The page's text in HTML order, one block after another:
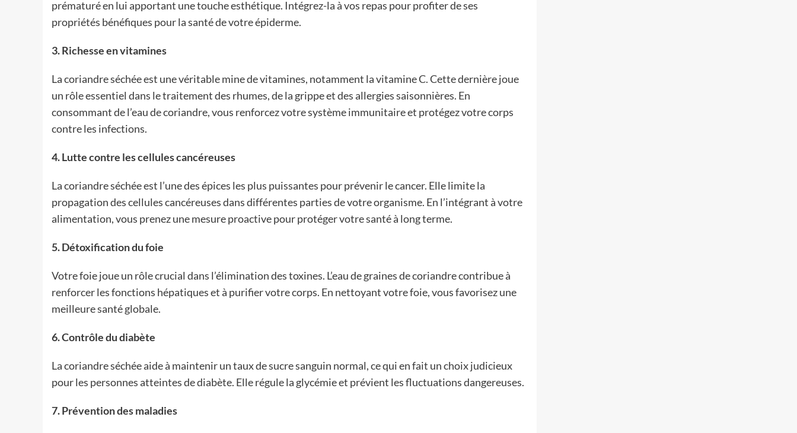
prématuré en lui apportant une touche esthétique. Intégrez-la à vos repas pour profiter de ses
propriétés bénéfiques pour la santé de votre épiderme.
3. Richesse en vitamines
La coriandre séchée est une véritable mine de vitamines, notamment la vitamine C. Cette dernière joue
un rôle essentiel dans le traitement des rhumes, de la grippe et des allergies saisonnières. En
consommant de l’eau de coriandre, vous renforcez votre système immunitaire et protégez votre corps
contre les infections.
4. Lutte contre les cellules cancéreuses
La coriandre séchée est l’une des épices les plus puissantes pour prévenir le cancer. Elle limite la
propagation des cellules cancéreuses dans différentes parties de votre organisme. En l’intégrant à votre
alimentation, vous prenez une mesure proactive pour protéger votre santé à long terme.
5. Détoxification du foie
Votre foie joue un rôle crucial dans l’élimination des toxines. L’eau de graines de coriandre contribue à
renforcer les fonctions hépatiques et à purifier votre corps. En nettoyant votre foie, vous favorisez une
meilleure santé globale.
6. Contrôle du diabète
La coriandre séchée aide à maintenir un taux de sucre sanguin normal, ce qui en fait un choix judicieux
pour les personnes atteintes de diabète. Elle régule la glycémie et prévient les fluctuations dangereuses.
7. Prévention des maladies